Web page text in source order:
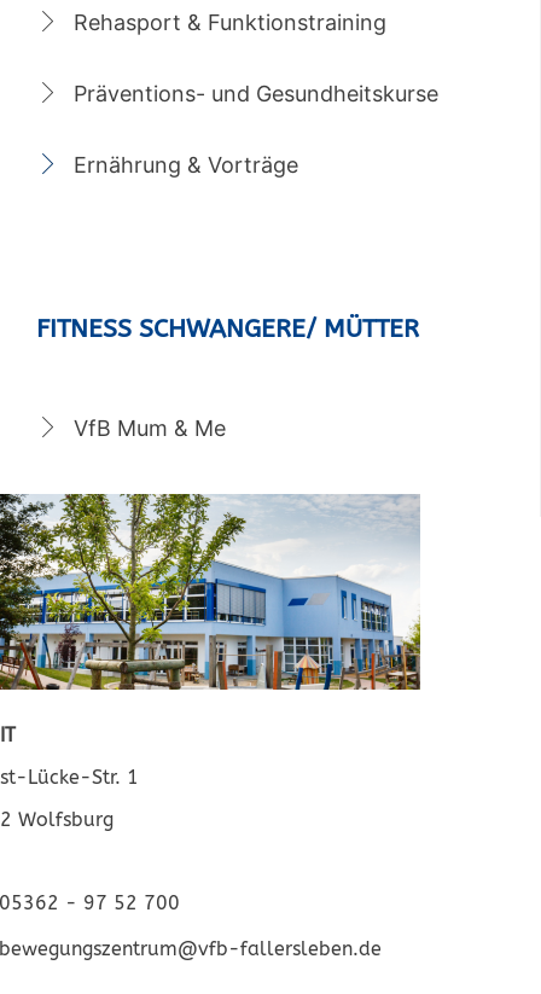
Rehasport & Funktionstraining
Präventions- und Gesundheitskurse
Ernährung & Vorträge
FITNESS SCHWANGERE/ MÜTTER
VfB Mum & Me
Lücke-Str. 1
Wolfsburg
- 97 52 700
fallersleben.de